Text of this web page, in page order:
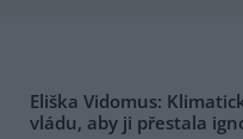
Eliška Vidomus:
vládu, aby ji přestala